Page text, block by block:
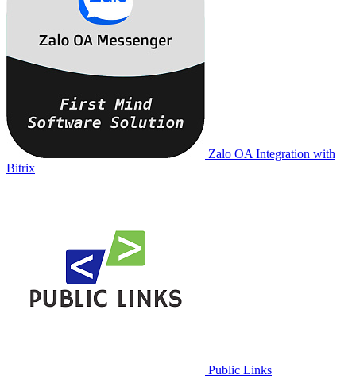
Zalo OA Integration with
Bitrix
Public Links